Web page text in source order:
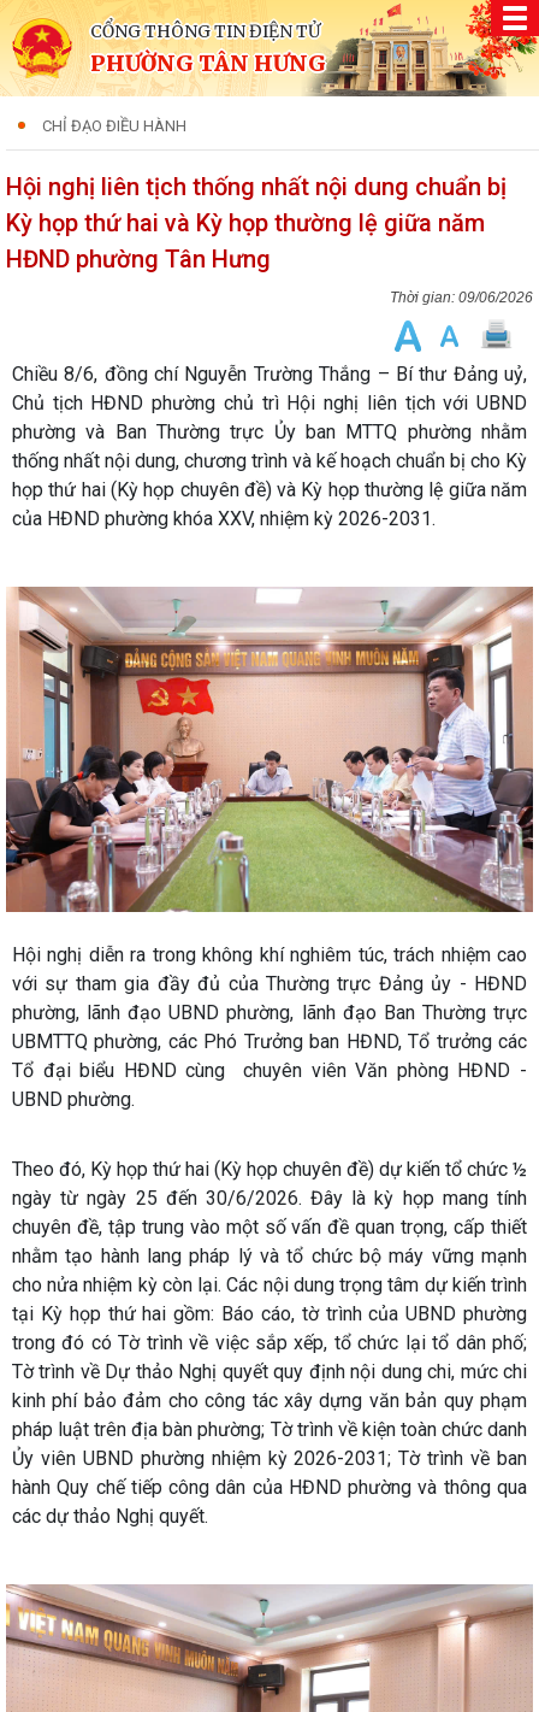
CỔNG THÔNG TIN ĐIỆN TỬ
PHƯỜNG TÂN HƯNG
CHỈ ĐẠO ĐIỀU HÀNH
Hội nghị liên tịch thống nhất nội dung chuẩn bị
Kỳ họp thứ hai và Kỳ họp thường lệ giữa năm
HĐND phường Tân Hưng
09/06/2026
Chiều 8/6, đồng chí Nguyễn Trường Thắng – Bí thư Đảng uỷ,
Chủ tịch HĐND phường chủ trì Hội nghị liên tịch với UBND
phường và Ban Thường trực Ủy ban MTTQ phường nhằm
thống nhất nội dung, chương trình và kế hoạch chuẩn bị cho Kỳ
họp thứ hai (Kỳ họp chuyên đề) và Kỳ họp thường lệ giữa năm
của HĐND phường khóa XXV, nhiệm kỳ 2026-2031.
Hội nghị diễn ra trong không khí nghiêm túc, trách nhiệm cao
với sự tham gia đầy đủ của Thường trực Đảng ủy - HĐND
phường, lãnh đạo UBND phường, lãnh đạo Ban Thường trực
UBMTTQ phường, các Phó Trưởng ban HĐND, Tổ trưởng các
Tổ đại biểu HĐND cùng chuyên viên Văn phòng HĐND -
UBND phường.
Theo đó, Kỳ họp thứ hai (Kỳ họp chuyên đề) dự kiến tổ chức ½
ngày từ ngày 25 đến 30/6/2026. Đây là kỳ họp mang tính
chuyên đề, tập trung vào một số vấn đề quan trọng, cấp thiết
nhằm tạo hành lang pháp lý và tổ chức bộ máy vững mạnh
cho nửa nhiệm kỳ còn lại. Các nội dung trọng tâm dự kiến trình
tại Kỳ họp thứ hai gồm: Báo cáo, tờ trình của UBND phường
trong đó có Tờ trình về việc sắp xếp, tổ chức lại tổ dân phố;
Tờ trình về Dự thảo Nghị quyết quy định nội dung chi, mức chi
kinh phí bảo đảm cho công tác xây dựng văn bản quy phạm
pháp luật trên địa bàn phường; Tờ trình về kiện toàn chức danh
Ủy viên UBND phường nhiệm kỳ 2026-2031; Tờ trình về ban
hành Quy chế tiếp công dân của HĐND phường và thông qua
các dự thảo Nghị quyết.